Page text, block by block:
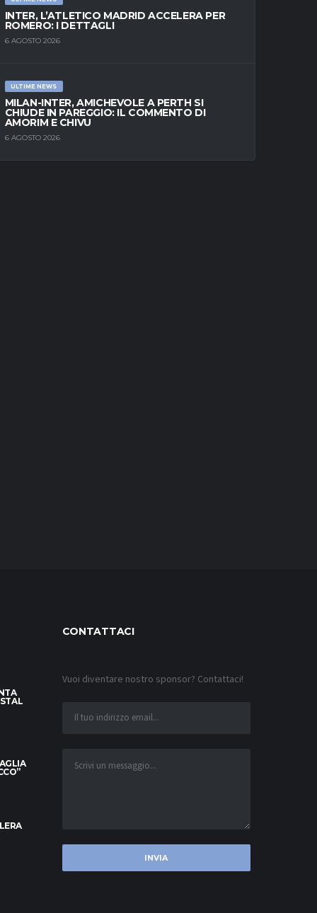
INTER, L’ATLETICO MADRID ACCELERA PER
ROMERO: I DETTAGLI
6 AGOSTO 2026
ULTIME NEWS
MILAN-INTER, AMICHEVOLE A PERTH SI
CHIUDE IN PAREGGIO: IL COMMENTO DI
AMORIM E CHIVU
6 AGOSTO 2026
CONTATTACI
Vuoi diventare nostro sponsor? Contattaci!